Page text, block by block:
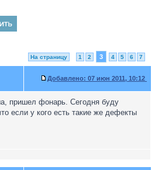
На страницу 1 2 3 4 5 6 7
Добавлено: 07 июн 2011, 10:12
пришел фонарь. Сегодня буду
если у кого есть такие же дефекты